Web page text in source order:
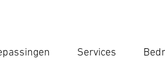
Services